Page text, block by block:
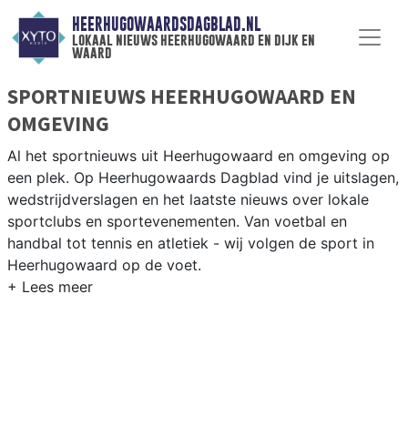
HEERHUGOWAARDSDAGBLAD.NL
lokaal nieuws heerhugowaard en dijk en
waard
SPORTNIEUWS HEERHUGOWAARD EN
OMGEVING
Al het sportnieuws uit Heerhugowaard en omgeving op
een plek. Op Heerhugowaards Dagblad vind je uitslagen,
wedstrijdverslagen en het laatste nieuws over lokale
sportclubs en sportevenementen. Van voetbal en
handbal tot tennis en atletiek - wij volgen de sport in
Heerhugowaard op de voet.